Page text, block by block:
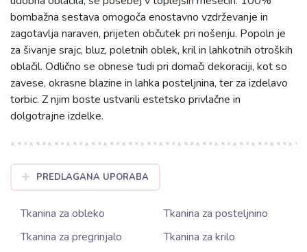
bombažna sestava omogoča enostavno vzdrževanje in
zagotavlja naraven, prijeten občutek pri nošenju. Popoln je
za šivanje srajc, bluz, poletnih oblek, kril in lahkotnih otroških
oblačil. Odlično se obnese tudi pri domači dekoraciji, kot so
zavese, okrasne blazine in lahka posteljnina, ter za izdelavo
torbic. Z njim boste ustvarili estetsko privlačne in
dolgotrajne izdelke.
PREDLAGANA UPORABA
Tkanina za obleko
Tkanina za posteljnino
Tkanina za pregrinjalo
Tkanina za krilo